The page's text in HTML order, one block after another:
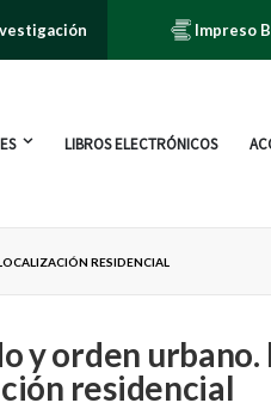
Impreso
LIBROS ELECTRÓNICOS
RESIDENCIAL
y orden urbano.
residencial